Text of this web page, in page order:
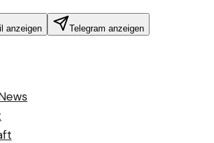
anzeigen Telegram anzeigen